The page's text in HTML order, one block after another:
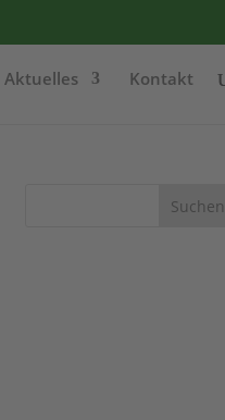
Aktuelles Kontakt
Suchen